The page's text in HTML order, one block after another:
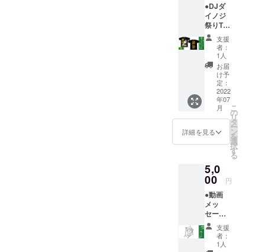
す。
2022/6/
16(木)
までに
ご支援
いただ
いた方
は
2022/6/
29(水)
までに
お届け
いたし
ます。
それ以
いただ
きま
す。
●DJダ
イノジ
祭りT
シャツ
(ゴール
ド/XL)
で応
援！ (2
￥5,000
(送料込
み) ※DJ
ダイノ
ジサイ
ン入りT
シャツ
※札幌公
演に間
に合う
よう
2022/6/
16(木)
までに
ご支援
いただ
支援
者：
1人
お届
け予
定：
2022
年07
月
詳細を見る
こ
の
リ
タ
ー
ン
を
選
択
す
る
5,0
00 円
●動画
メッ
セージ
券で応
援！
￥5,000
支援
者：
1人